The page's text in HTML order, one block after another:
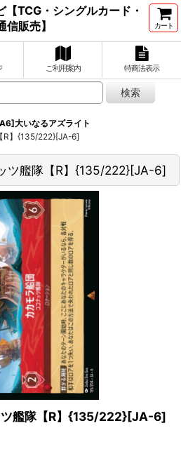
TCG・シングルカード・
信販売】
カート
ご利用案内 特商法表示
大いなるアズライト
R】{135/222}[JA-6]
ツ艦隊【R】{135/222}[JA-6]
ツ艦隊【R】{135/222}[JA-6]